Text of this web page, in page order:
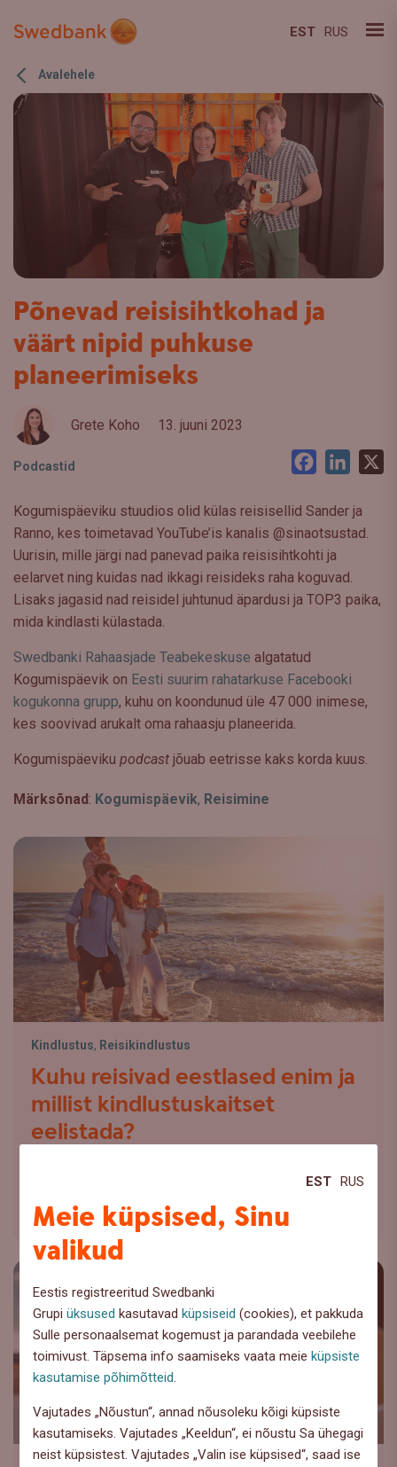
EST RUS
Meie küpsised, Sinu
valikud
Eestis registreeritud Swedbanki
Grupiüksused kasutavadküpsiseid (cookies), et pakkuda
Sulle personaalsemat kogemust ja parandada veebilehe
toimivust. Täpsema info saamiseks vaata meieküpsiste
kasutamise põhimõtteid.
Vajutades „Nõustun“, annad nõusoleku kõigi küpsiste
kasutamiseks. Vajutades „Keeldun“, ei nõustu Sa ühegagi
neist küpsistest. Vajutades „Valin ise küpsised“, saad ise
EST RUS
Avalehele
Põnevad reisisihtkohad ja
väärt nipid puhkuse
planeerimiseks
Grete Koho 13. juuni 2023
Podcastid Facebook
Kogumispäeviku stuudios olid külas reisisellid Sander ja
Ranno, kes toimetavad YouTube’is kanalis @sinaotsustad.
Uurisin, mille järgi nad panevad paika reisisihtkohti ja
eelarvet ning kuidas nad ikkagi reisideks raha koguvad.
Lisaks jagasid nad reisidel juhtunud äpardusi ja TOP3 paika,
mida kindlasti külastada.
Swedbanki Rahaasjade Teabekeskuse algatatud
Kogumispäevik on Eesti suurim rahatarkuse Facebooki
kogukonna grupp, kuhu on koondunud üle 47 000 inimese,
kes soovivad arukalt oma rahaasju planeerida.
Kogumispäeviku podcast jõuab eetrisse kaks korda kuus.
Märksõnad: Kogumispäevik, Reisimine
Kindlustus, Reisikindlustus
Kuhu reisivad eestlased enim ja
millist kindlustuskaitset
eelistada?
mõeldakse sageli esmalt Vahemere randadele.
Loe lähemalt